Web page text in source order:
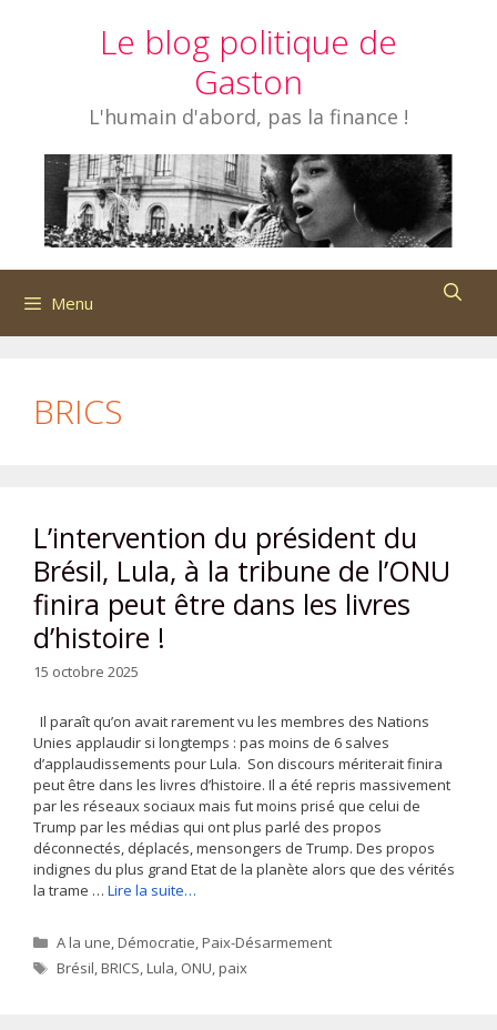
Le blog politique de
Gaston
L'humain d'abord, pas la finance !
Menu
BRICS
L’intervention du président du
Brésil, Lula, à la tribune de l’ONU
finira peut être dans les livres
d’histoire !
15 octobre 2025
Il paraît qu’on avait rarement vu les membres des Nations
Unies applaudir si longtemps : pas moins de 6 salves
d’applaudissements pour Lula. Son discours mériterait finira
peut être dans les livres d’histoire. Il a été repris massivement
par les réseaux sociaux mais fut moins prisé que celui de
Trump par les médias qui ont plus parlé des propos
déconnectés, déplacés, mensongers de Trump. Des propos
indignes du plus grand Etat de la planète alors que des vérités
la trame … Lire la suite…
Catégories
A la une,Démocratie,Paix-Désarmement
Étiquettes
Brésil,BRICS,Lula, ONU,paix